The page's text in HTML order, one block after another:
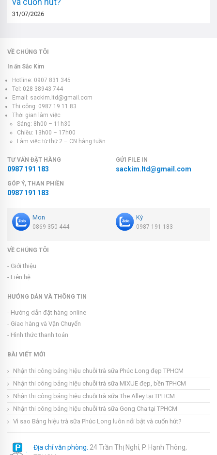
31/07/2026
VỀ CHÚNG TÔI
In ấn Sắc Kim
Hotline: 0907 831 345
Tel: 028 38943 744
Email: sackim.ltd@gmail.com
Thi công: 0987 19 11 83
Thời gian làm việc
Sáng: 8h00 – 11h30
Chiều: 13h00 – 17h00
Làm việc từ thứ 2 – CN hàng tuần
TƯ VẤN ĐẶT HÀNG
0987 191 183
GỬI FILE IN
sackim.ltd@gmail.com
GÓP Ý, THAN PHIỀN
0987 191 183
Mon
0869 350 444
Kỳ
0987 191 183
VỀ CHÚNG TÔI
- Giới thiệu
- Liên hệ
HƯỚNG DẪN VÀ THÔNG TIN
- Hướng dẫn đặt hàng online
- Giao hàng và Vận Chuyển
- Hình thức thanh toán
BÀI VIẾT MỚI
Nhận thi công bảng hiệu chuỗi trà sữa Phúc Long đẹp TPHCM
Nhận thi công bảng hiệu chuỗi trà sữa MIXUE đẹp, bền TPHCM
Nhận thi công bảng hiệu chuỗi trà sữa The Alley tại TPHCM
Nhận thi công bảng hiệu chuỗi trà sữa Gong Cha tại TPHCM
Vì sao Bảng hiệu trà sữa Phúc Long luôn nổi bật và cuốn hút?
Địa chỉ văn phòng: 24 Trần Thị Nghỉ, P. Hạnh Thông,